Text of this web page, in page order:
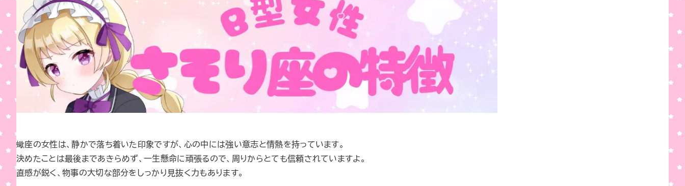
蠍座の女性は、静かで落ち着いた印象ですが、心の中には強い意志と情熱を持っています。
決めたことは最後まであきらめず、一生懸命に頑張るので、周りからとても信頼されていますよ。
直感が鋭く、物事の大切な部分をしっかり見抜く力もあります。